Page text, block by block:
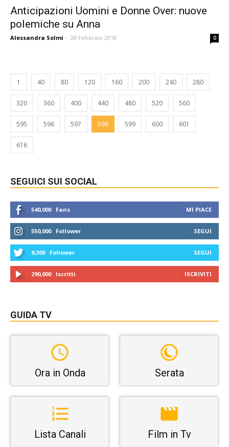
Anticipazioni Uomini e Donne Over: nuove
polemiche su Anna
Alessandra Solmi - 28 Febbraio 2018 0
1 40 80 120 160 200 240 280
320 360 400 440 480 520 560
595 596 597 598 599 600 601
616
SEGUICI SUI SOCIAL
540,000 Fans MI PIACE
550,000 Follower SEGUI
9,300 Follower SEGUI
290,000 Iscritti ISCRIVITI
GUIDA TV
Ora in Onda Serata
Lista Canali Film in Tv